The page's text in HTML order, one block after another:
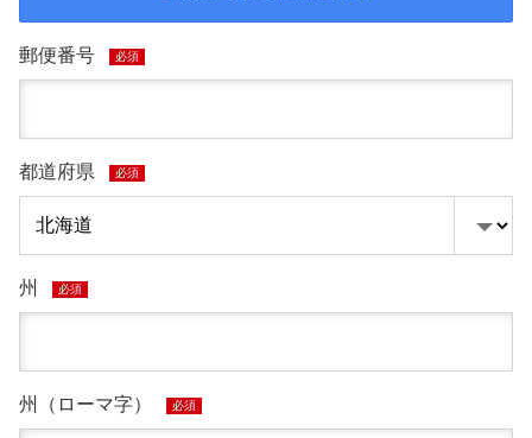
郵便番号 必須
都道府県 必須
州 必須
州（ローマ字） 必須